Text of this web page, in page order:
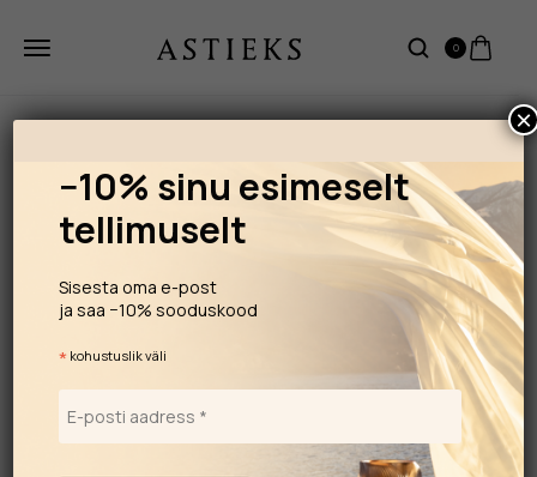
0
−10% sinu esimeselt
tellimuselt
Sisesta oma e-post
ja saa −10% sooduskood
* kohustuslik väli
×